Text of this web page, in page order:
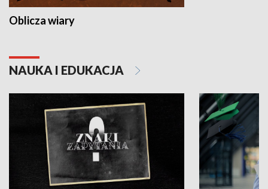
Oblicza wiary
NAUKA I EDUKACJA